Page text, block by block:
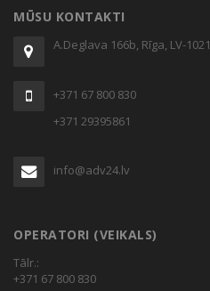
MŪSU KONTAKTI
A.Deglava 166b, Rīga, LV-1021
+371 67 800 830
+371 29395861
info@adv24.lv
OPERATORI (VEIKALS)
Tālr.:
+371 67 800 830